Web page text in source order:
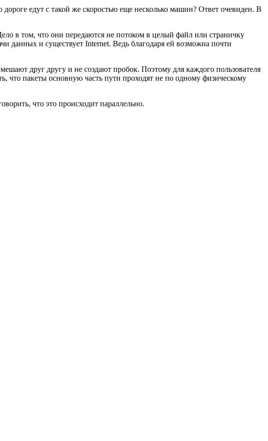
едут с такой же скоростью еще несколько машин? Ответ очевиден. В
в том, что они передаются не потоком в целый файл или страничку
данных и существует Internet. Ведь благодаря ей возможна почти
друг другу и не создают пробок. Поэтому для каждого пользователя
что пакеты основную часть пути проходят не по одному физическому
что это происходит параллельно.